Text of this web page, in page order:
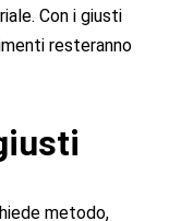
Con i giusti
resteranno
metodo,